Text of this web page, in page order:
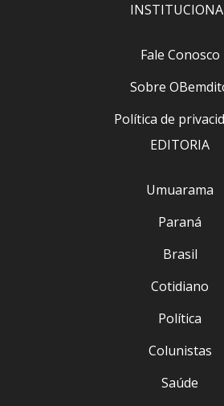
Fale Conosco
Sobre
Política de
EDITORIA
Umuarama
Paraná
Brasil
Cotidiano
Política
Colunistas
Saúde